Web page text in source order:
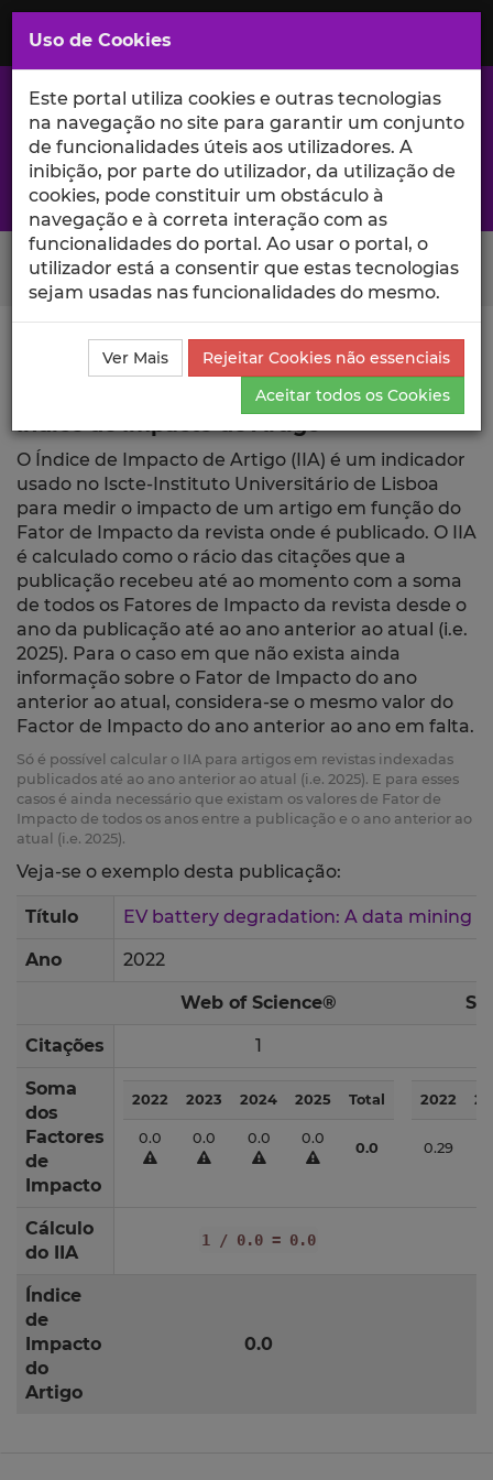
Saltar
para
Conteúdo
Principal
A excelência da investigação e ciência no Iscte
Search Button
Ciência_Iscte Publicações
Índice de Impacto de
O Índice de Impacto de Artigo (IIA) é um indicador
usado no Iscte-Instituto Universitário de Lisboa
para medir o impacto de um artigo em função do
Fator de Impacto da revista onde é publicado. O IIA
é calculado como o rácio das citações que a
publicação recebeu até ao momento com a soma
de todos os Fatores de Impacto da revista desde o
ano da publicação até ao ano anterior ao atual (i.e.
2025). Para o caso em que não exista ainda
informação sobre o Fator de Impacto do ano
anterior ao atual, considera-se o mesmo valor do
Factor de Impacto do ano anterior ao ano em falta.
Só é possível calcular o IIA para artigos em revistas indexadas
publicados até ao ano anterior ao atual (i.e. 2025). E para esses
casos é ainda necessário que existam os valores de Fator de
Impacto de todos os anos entre a publicação e o ano anterior ao
atual (i.e. 2025).
Veja-se o exemplo desta publicação:
Título EV battery degradation: A data mining
Ano 2022
Web of Science®
Citações 1
Soma
dos
Factores
de
Impacto
2022 2023 2024 2025 Total
0.0 0.0 0.0 0.0
0.0
2022
0.29
Cálculo
do IIA
1 / 0.0 = 0.0
Índice
de
Impacto
do
Artigo
0.0
Uso de Cookies
Este portal utiliza cookies e outras tecnologias
na navegação no site para garantir um conjunto
de funcionalidades úteis aos utilizadores. A
inibição, por parte do utilizador, da utilização de
cookies, pode constituir um obstáculo à
navegação e à correta interação com as
funcionalidades do portal. Ao usar o portal, o
utilizador está a consentir que estas tecnologias
sejam usadas nas funcionalidades do mesmo.
Ver Mais
Rejeitar Cookies não essenciais
Aceitar todos os Cookies